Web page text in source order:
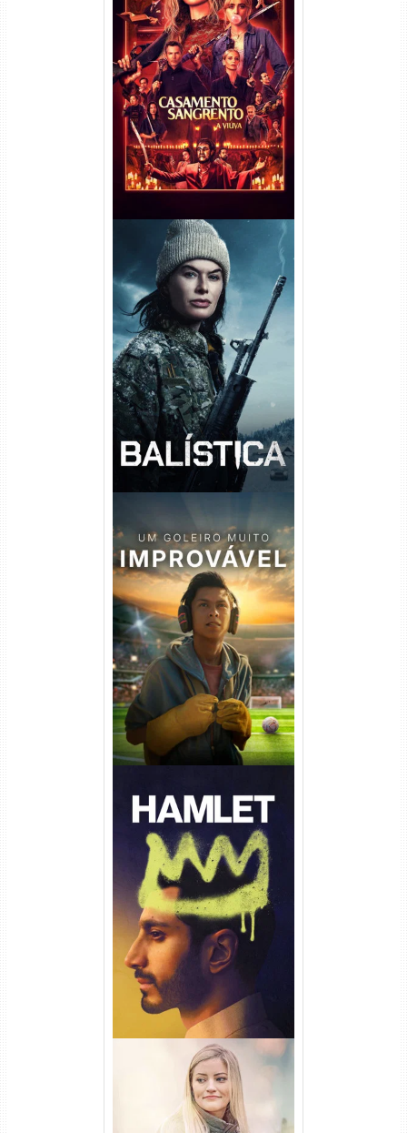
Casamento Sangrento: A
Viúva Torrent (2026) WEB-DL
720p/1080p/4K Dual Áudio
Balística Torrent (2025) WEB-
DL 1080p Dual Áudio
Um Goleiro Muito Improvável
Torrent (2026) WEB-DL 1080p
Dual Áudio
Hamlet Torrent (2026) WEB-
DL 1080p Dual Áudio